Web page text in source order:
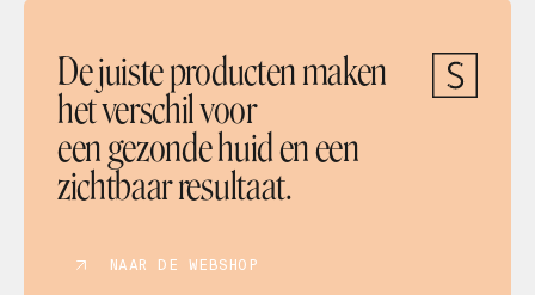
De juiste producten maken
het verschil voor
een gezonde huid en een
zichtbaar resultaat.
NAAR DE WEBSHOP